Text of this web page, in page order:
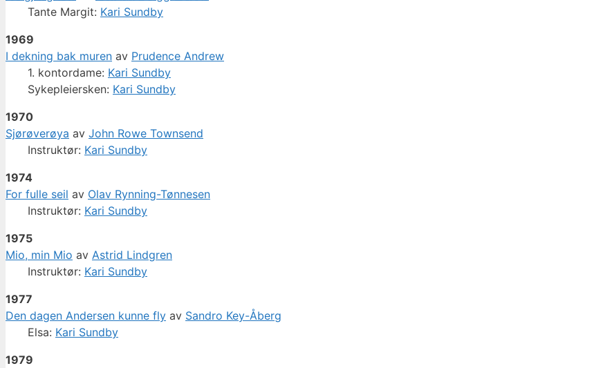
Tante Margit: Kari Sundby
1969
I dekning bak muren av Prudence Andrew
1. kontordame: Kari Sundby
Sykepleiersken: Kari Sundby
1970
Sjørøverøya av John Rowe Townsend
Instruktør: Kari Sundby
1974
For fulle seil av Olav Rynning-Tønnesen
Instruktør: Kari Sundby
1975
Mio, min Mio av Astrid Lindgren
Instruktør: Kari Sundby
1977
Den dagen Andersen kunne fly av Sandro Key-Åberg
Elsa: Kari Sundby
1979